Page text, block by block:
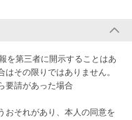
を第三者に開示することはあ
その限りではありません。
要請があった場合
おそれがあり、本人の同意を